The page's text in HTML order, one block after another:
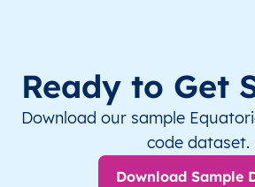
Ready to Get
Download our sample
code dataset.
Download Sample